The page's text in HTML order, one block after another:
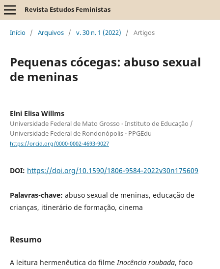
Revista Estudos Feministas
Início / Arquivos / v. 30 n. 1 (2022) / Artigos
Pequenas cócegas: abuso sexual
de meninas
Elni Elisa Willms
Universidade Federal de Mato Grosso - Instituto de Educação /
Universidade Federal de Rondonópolis - PPGEdu
https://orcid.org/0000-0002-4693-9027
DOI: https://doi.org/10.1590/1806-9584-2022v30n175609
Palavras-chave: abuso sexual de meninas, educação de
crianças, itinerário de formação, cinema
Resumo
A leitura hermenêutica do filmeInocência roubada, foco